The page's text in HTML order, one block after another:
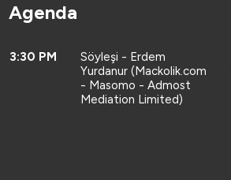
Agenda
3:30 PM
Söyleşi - Erdem
Yurdanur (Mackolik.com
- Masomo - Admost
Mediation Limited)